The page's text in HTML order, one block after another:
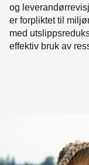
og
er forpliktet til
med
effektiv bruk av